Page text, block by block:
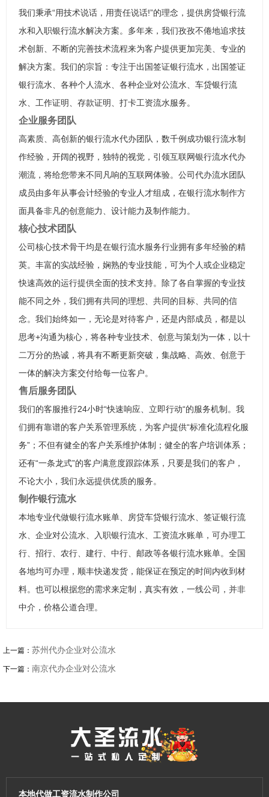
我们秉承“用技术说话，用责任说话!”的理念，提供房贷银行流
水和入职银行流水解决方案。多年来，我们孜孜不倦地追求技
术创新、不断的完善技术流程来为客户提供更加完美、专业的
解决方案。我们的宗旨：专注于出国签证银行流水，出国签证
银行流水、各种个人流水、各种企业对公流水、车贷银行流
水、工作证明、存款证明、打卡工资流水服务。
企业服务团队
高素质、高创新的银行流水代办团队，数千例成功银行流水制
作经验，开阔的视野，独特的视觉，引领互联网银行流水代办
潮流，将给您带来不同凡响的互联网体验。公司代办流水团队
成员由多年从事会计经验的专业人才组成，在银行流水制作方
面具备非凡的创意能力、设计能力及制作能力。
核心技术团队
公司核心技术骨干均是在银行流水服务行业拥有多年经验的精
英。丰富的实战经验，娴熟的专业技能，可为个人或企业稳定
快速高效的运行提供全面的技术支持。除了各自掌握的专业技
能不同之外，我们拥有共同的理想、共同的目标、共同的信
念。我们始终如一，无论是对待客户，还是内部成员，都是以
思考+沟通为核心，将各种专业技术、创意与策划为一体，以十
二万分的热诚，将具有不断更新突破，集战略、高效、创意于
一体的解决方案交付给每一位客户。
售后服务团队
我们的客服推行24小时“快速响应、立即行动“的服务机制。我
们拥有靠谱的客户关系管理系统，为客户提供“标准化流程化服
务”；不但有健全的客户关系维护体制；健全的客户培训体系；
还有“一条龙式”的客户满意度跟踪体系，只要是我们的客户，
不论大小，我们永远提供优质的服务。
制作银行流水
本地专业代做银行流水账单、房贷车贷银行流水、签证银行流
水、企业对公流水、入职银行流水、工资流水账单，可办理工
行、招行、农行、建行、中行、邮政等各银行流水账单。全国
各地均可办理，顺丰快递发货，能保证在预定的时间内收到材
料。也可以根据您的需求来定制，真实有效，一线公司，并非
中介，价格公道合理。
上一篇： 苏州代办企业对公流水
下一篇： 南京代办企业对公流水
本地代做工资流水制作公司